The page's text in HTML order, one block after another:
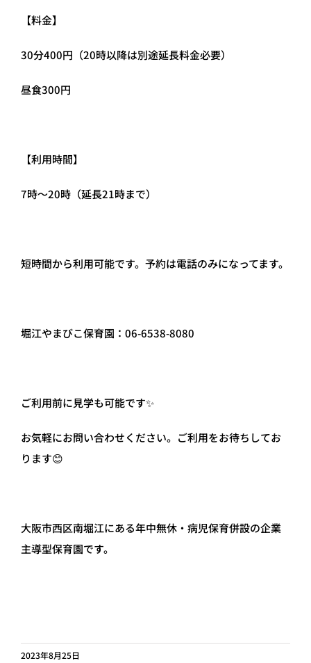
【料金】
30分400円（20時以降は別途延長料金必要）
昼食300円
【利用時間】
7時～20時（延長21時まで）
短時間から利用可能です。予約は電話のみになってます。
堀江やまびこ保育園：06-6538-8080
ご利用前に見学も可能です✨
お気軽にお問い合わせください。ご利用をお待ちしてお
ります😊
大阪市西区南堀江にある年中無休・病児保育併設の企業
主導型保育園です。
2023年8月25日